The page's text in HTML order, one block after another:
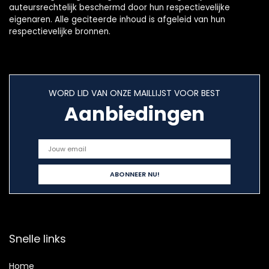
auteursrechtelijk beschermd door hun respectievelijke
eigenaren. Alle geciteerde inhoud is afgeleid van hun
respectievelijke bronnen.
WORD LID VAN ONZE MAILLIJST VOOR BEST
Aanbiedingen
Snelle links
Home